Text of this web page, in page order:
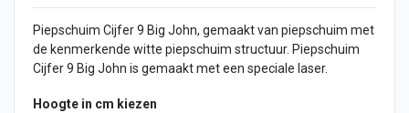
Piepschuim Cijfer9 Big John, gemaakt van piepschuim met
de kenmerkende witte piepschuim structuur. Piepschuim
Cijfer 9 Big John is gemaakt met een speciale laser.
Hoogte in cm kiezen